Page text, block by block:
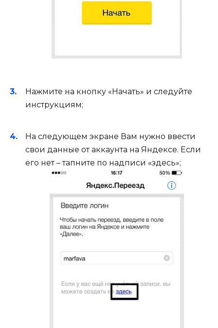
Нажмите на кнопку «Начать» и следуйте
инструкциям;
На следующем экране Вам нужно ввести
свои данные от аккаунта на Яндексе. Если
его нет – тапните по надписи «здесь»;